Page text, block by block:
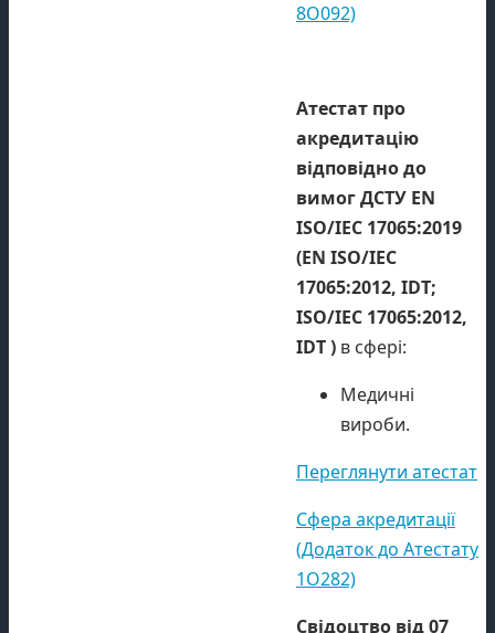
8О092)
Атестат про
акредитацію
відповідно до
вимог ДСТУ EN
ISO/IEC 17065:2019
(EN ISO/IEC
17065:2012, IDT;
ISO/IEC 17065:2012,
IDT) в сфері:
Медичні
вироби.
Переглянути атестат
Сфера акредитації
(Додаток до Атестату
1O282)
Свідоцтво від 07